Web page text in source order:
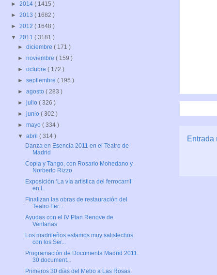
Entrada
► 2014 ( 1415 )
► 2013 ( 1682 )
► 2012 ( 1648 )
▼ 2011 ( 3181 )
►diciembre( 171 )
►noviembre( 159 )
►octubre( 172 )
►septiembre( 195 )
►agosto( 283 )
►julio( 326 )
►junio( 302 )
►mayo( 334 )
▼abril( 314 )
Danza en Esencia 2011 en el Teatro de
Madrid
Copla y Tango, con Rosario Mohedano y
Norberto Rizzo
Exposición ‘La vía artística del ferrocarril’
en l...
Finalizan las obras de restauración del
Teatro Fer...
Ayudas con el IV Plan Renove de
Ventanas
Los madrileños estamos muy satistechos
con los Ser...
Programación de Documenta Madrid 2011:
30 document...
Primeros 30 días del Metro a Las Rosas